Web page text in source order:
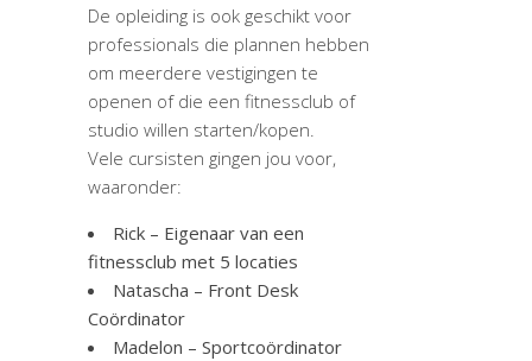
De opleiding is ook geschikt voor
professionals die plannen hebben
om meerdere vestigingen te
openen of die een fitnessclub of
studio willen starten/kopen.
Vele cursisten gingen jou voor,
waaronder:
Rick – Eigenaar van een
fitnessclub met 5 locaties
Natascha – Front Desk
Coördinator
Madelon – Sportcoördinator